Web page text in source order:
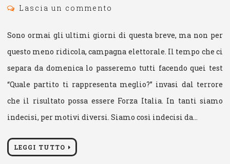
Lascia un commento
Sono ormai gli ultimi giorni di questa breve, ma non per
questo meno ridicola, campagna elettorale. Il tempo che ci
separa da domenica lo passeremo tutti facendo quei test
“Quale partito ti rappresenta meglio?” invasi dal terrore
che il risultato possa essere Forza Italia. In tanti siamo
indecisi, per motivi diversi. Siamo così indecisi da…
LEGGI TUTTO